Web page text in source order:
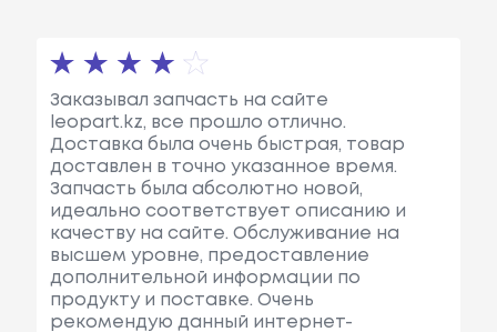
Заказывал запчасть на сайте
leopart.kz, все прошло отлично.
Доставка была очень быстрая, товар
доставлен в точно указанное время.
Запчасть была абсолютно новой,
идеально соответствует описанию и
качеству на сайте. Обслуживание на
высшем уровне, предоставление
дополнительной информации по
продукту и поставке. Очень
рекомендую данный интернет-